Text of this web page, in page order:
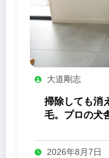
大道剛志
掃除しても消
毛。プロの犬
2026年8月7日